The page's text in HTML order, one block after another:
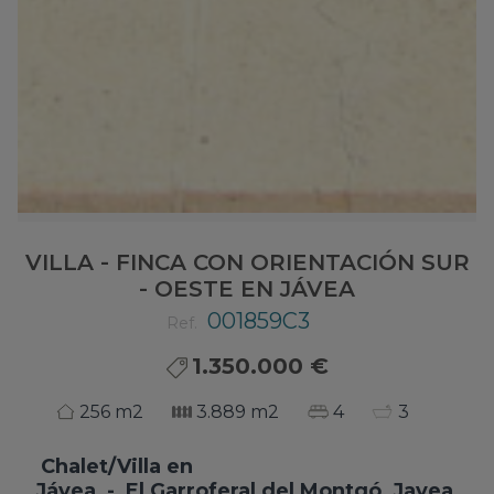
VILLA - FINCA CON ORIENTACIÓN SUR
- OESTE EN JÁVEA
Ref.
001859C3
1.350.000 €
256 m2 3.889 m2 4 3
Chalet/Villa en